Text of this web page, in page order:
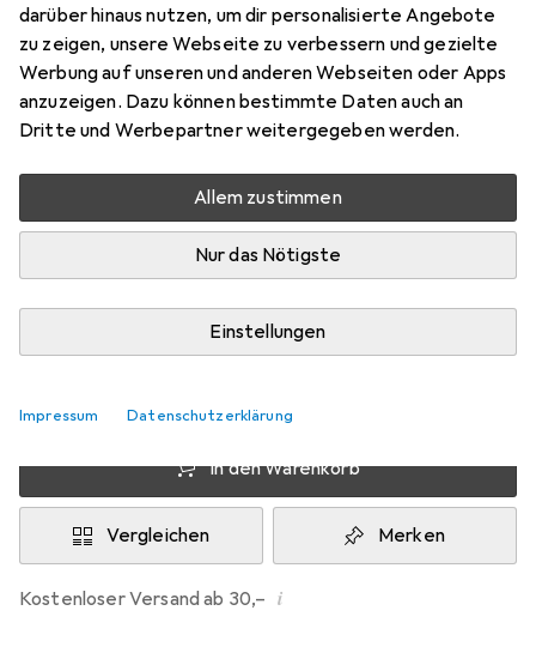
darüber hinaus nutzen, um dir personalisierte Angebote
zu zeigen, unsere Webseite zu verbessern und gezielte
Werbung auf unseren und anderen Webseiten oder Apps
anzuzeigen. Dazu können bestimmte Daten auch an
Dritte und Werbepartner weitergegeben werden.
Allem zustimmen
Nur das Nötigste
Einstellungen
Impressum Datenschutzerklärung
Preis in EUR inkl. MwSt.
20
Bewertungen
Mehr als 10 Stück an Lager beim Lieferanten
Lieferort angeben für genaue Lieferzeit
EUR
11,25
EUR
10,67
3 Stück
EUR
10,41
EUR
10,12
In den Warenkorb
Vergleichen Merken
Kostenloser Versand ab 30,– i